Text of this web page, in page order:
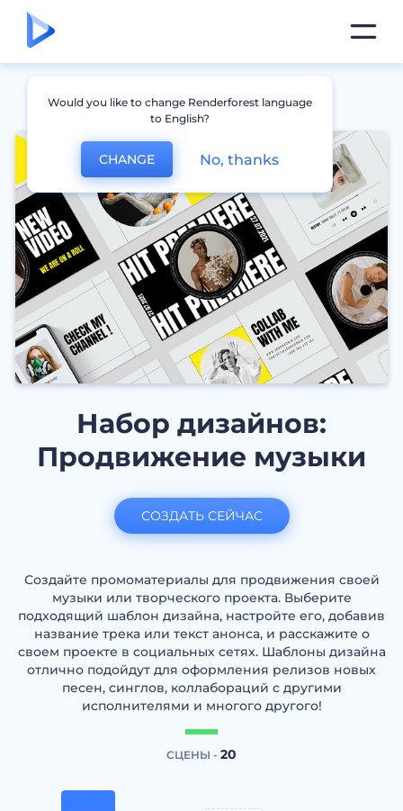
Набор дизайнов:
Продвижение музыки
Создайте промоматериалы для продвижения своей
музыки или творческого проекта. Выберите
подходящий шаблон дизайна, настройте его, добавив
название трека или текст анонса, и расскажите о
своем проекте в социальных сетях. Шаблоны дизайна
отлично подойдут для оформления релизов новых
песен, синглов, коллабораций с другими
исполнителями и многого другого!
СЦЕНЫ - 20
СОЗДАТЬ СЕЙЧАС
Would you like to change Renderforest language
to English?
CHANGE No, thanks